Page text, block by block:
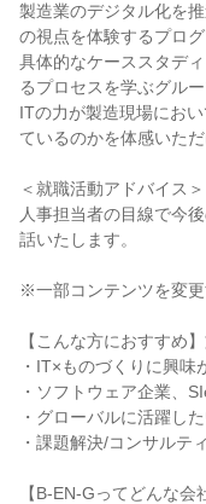
製造業のデジタル化を
の視点を体験するプログ
具体的なケーススタデ
るプロセスを学ぶグル
ITの力が製造現場にお
ているのかを体感いただ
＜就職活動アドバイス＞
人事担当者の目線で今
話いたします。
※一部コンテンツを変更
【こんな方におすすめ
・IT×ものづくりに興味
・ソフトウェア企業、
・グローバルに活躍し
・課題解決/コンサルテ
【B-EN-Gってどんな会